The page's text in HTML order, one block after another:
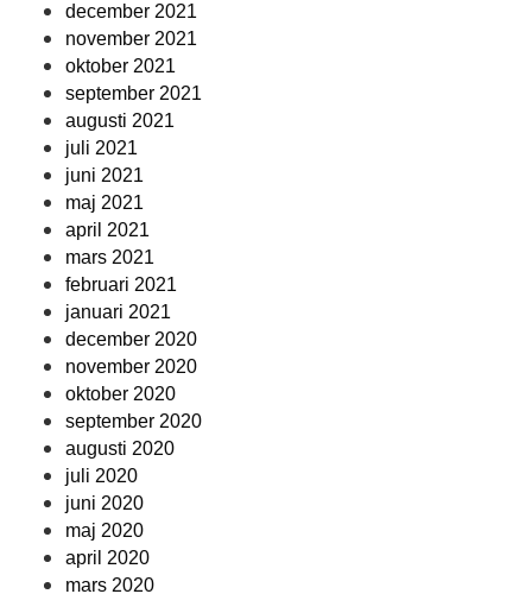
december 2021
november 2021
oktober 2021
september 2021
augusti 2021
juli 2021
juni 2021
maj 2021
april 2021
mars 2021
februari 2021
januari 2021
december 2020
november 2020
oktober 2020
september 2020
augusti 2020
juli 2020
juni 2020
maj 2020
april 2020
mars 2020